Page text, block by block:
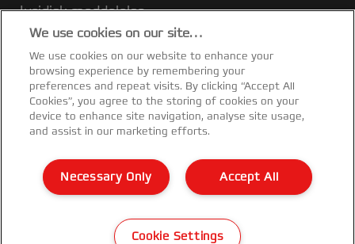
Juridisk meddelelse
Aftryk
Kundesupport
Administrer mine data
Vejledning om genbrug af emballage
Overensstemmelseserklæringer
Garantibetingelser
Sitemap
©2026 ACCO Brands
We use cookies on our site…
We use cookies on our website to enhance your
browsing experience by remembering your
preferences and repeat visits. By clicking “Accept All
Cookies”, you agree to the storing of cookies on your
device to enhance site navigation, analyse site usage,
and assist in our marketing efforts.
Accept All
Necessary Only
Cookie Settings